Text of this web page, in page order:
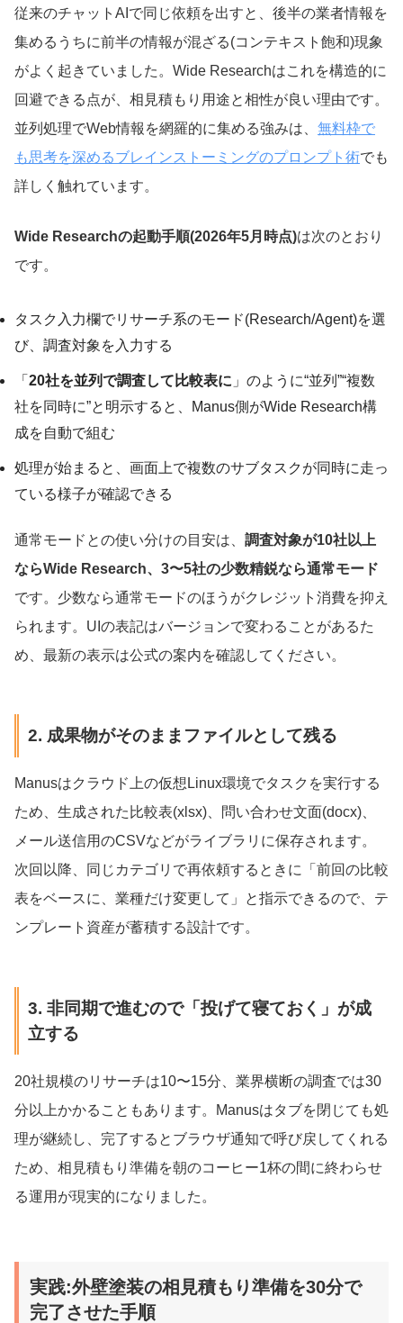
従来のチャットAIで同じ依頼を出すと、後半の業者情報を
集めるうちに前半の情報が混ざる(コンテキスト飽和)現象
がよく起きていました。Wide Researchはこれを構造的に
回避できる点が、相見積もり用途と相性が良い理由です。
並列処理でWeb情報を網羅的に集める強みは、 無料枠で
も思考を深めるブレインストーミングのプロンプト術でも
詳しく触れています。
Wide Researchの起動手順(2026年5月時点)は次のとおり
です。
タスク入力欄でリサーチ系のモード(Research/Agent)を選
び、調査対象を入力する
「 20社を並列で調査して比較表に 」のように“並列”“複数
社を同時に”と明示すると、Manus側がWide Research構
成を自動で組む
処理が始まると、画面上で複数のサブタスクが同時に走っ
ている様子が確認できる
通常モードとの使い分けの目安は、 調査対象が10社以上
ならWide Research、3〜5社の少数精鋭なら通常モード
です。少数なら通常モードのほうがクレジット消費を抑え
られます。UIの表記はバージョンで変わることがあるた
め、最新の表示は公式の案内を確認してください。
2. 成果物がそのままファイルとして残る
Manusはクラウド上の仮想Linux環境でタスクを実行する
ため、生成された比較表(xlsx)、問い合わせ文面(docx)、
メール送信用のCSVなどがライブラリに保存されます。
次回以降、同じカテゴリで再依頼するときに「前回の比較
表をベースに、業種だけ変更して」と指示できるので、テ
ンプレート資産が蓄積する設計です。
3. 非同期で進むので「投げて寝ておく」が成
立する
20社規模のリサーチは10〜15分、業界横断の調査では30
分以上かかることもあります。Manusはタブを閉じても処
理が継続し、完了するとブラウザ通知で呼び戻してくれる
ため、相見積もり準備を朝のコーヒー1杯の間に終わらせ
る運用が現実的になりました。
実践:外壁塗装の相見積もり準備を30分で
完了させた手順